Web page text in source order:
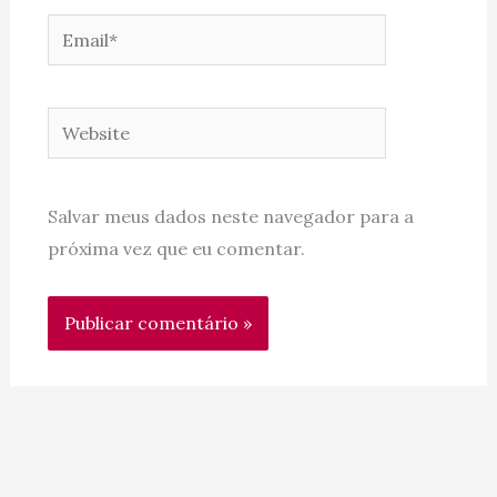
Email*
Website
Salvar meus dados neste navegador para a
próxima vez que eu comentar.